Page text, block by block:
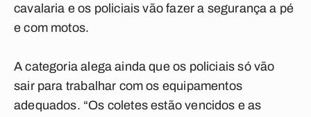
cavalaria e os policiais vão fazer a segurança a pé
e com motos.
A categoria alega ainda que os policiais só vão
sair para trabalhar com os equipamentos
adequados. “Os coletes estão vencidos e as